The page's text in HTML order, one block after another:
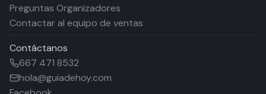
Preguntas Organizadores
Contactar al equipo de ventas
Contáctanos
667 471 8532
hola@guiadehoy.com